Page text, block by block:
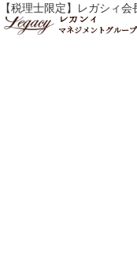
レガシィ
マネジメントグループ
月:2025年3月
【税理士限定】レガシィ